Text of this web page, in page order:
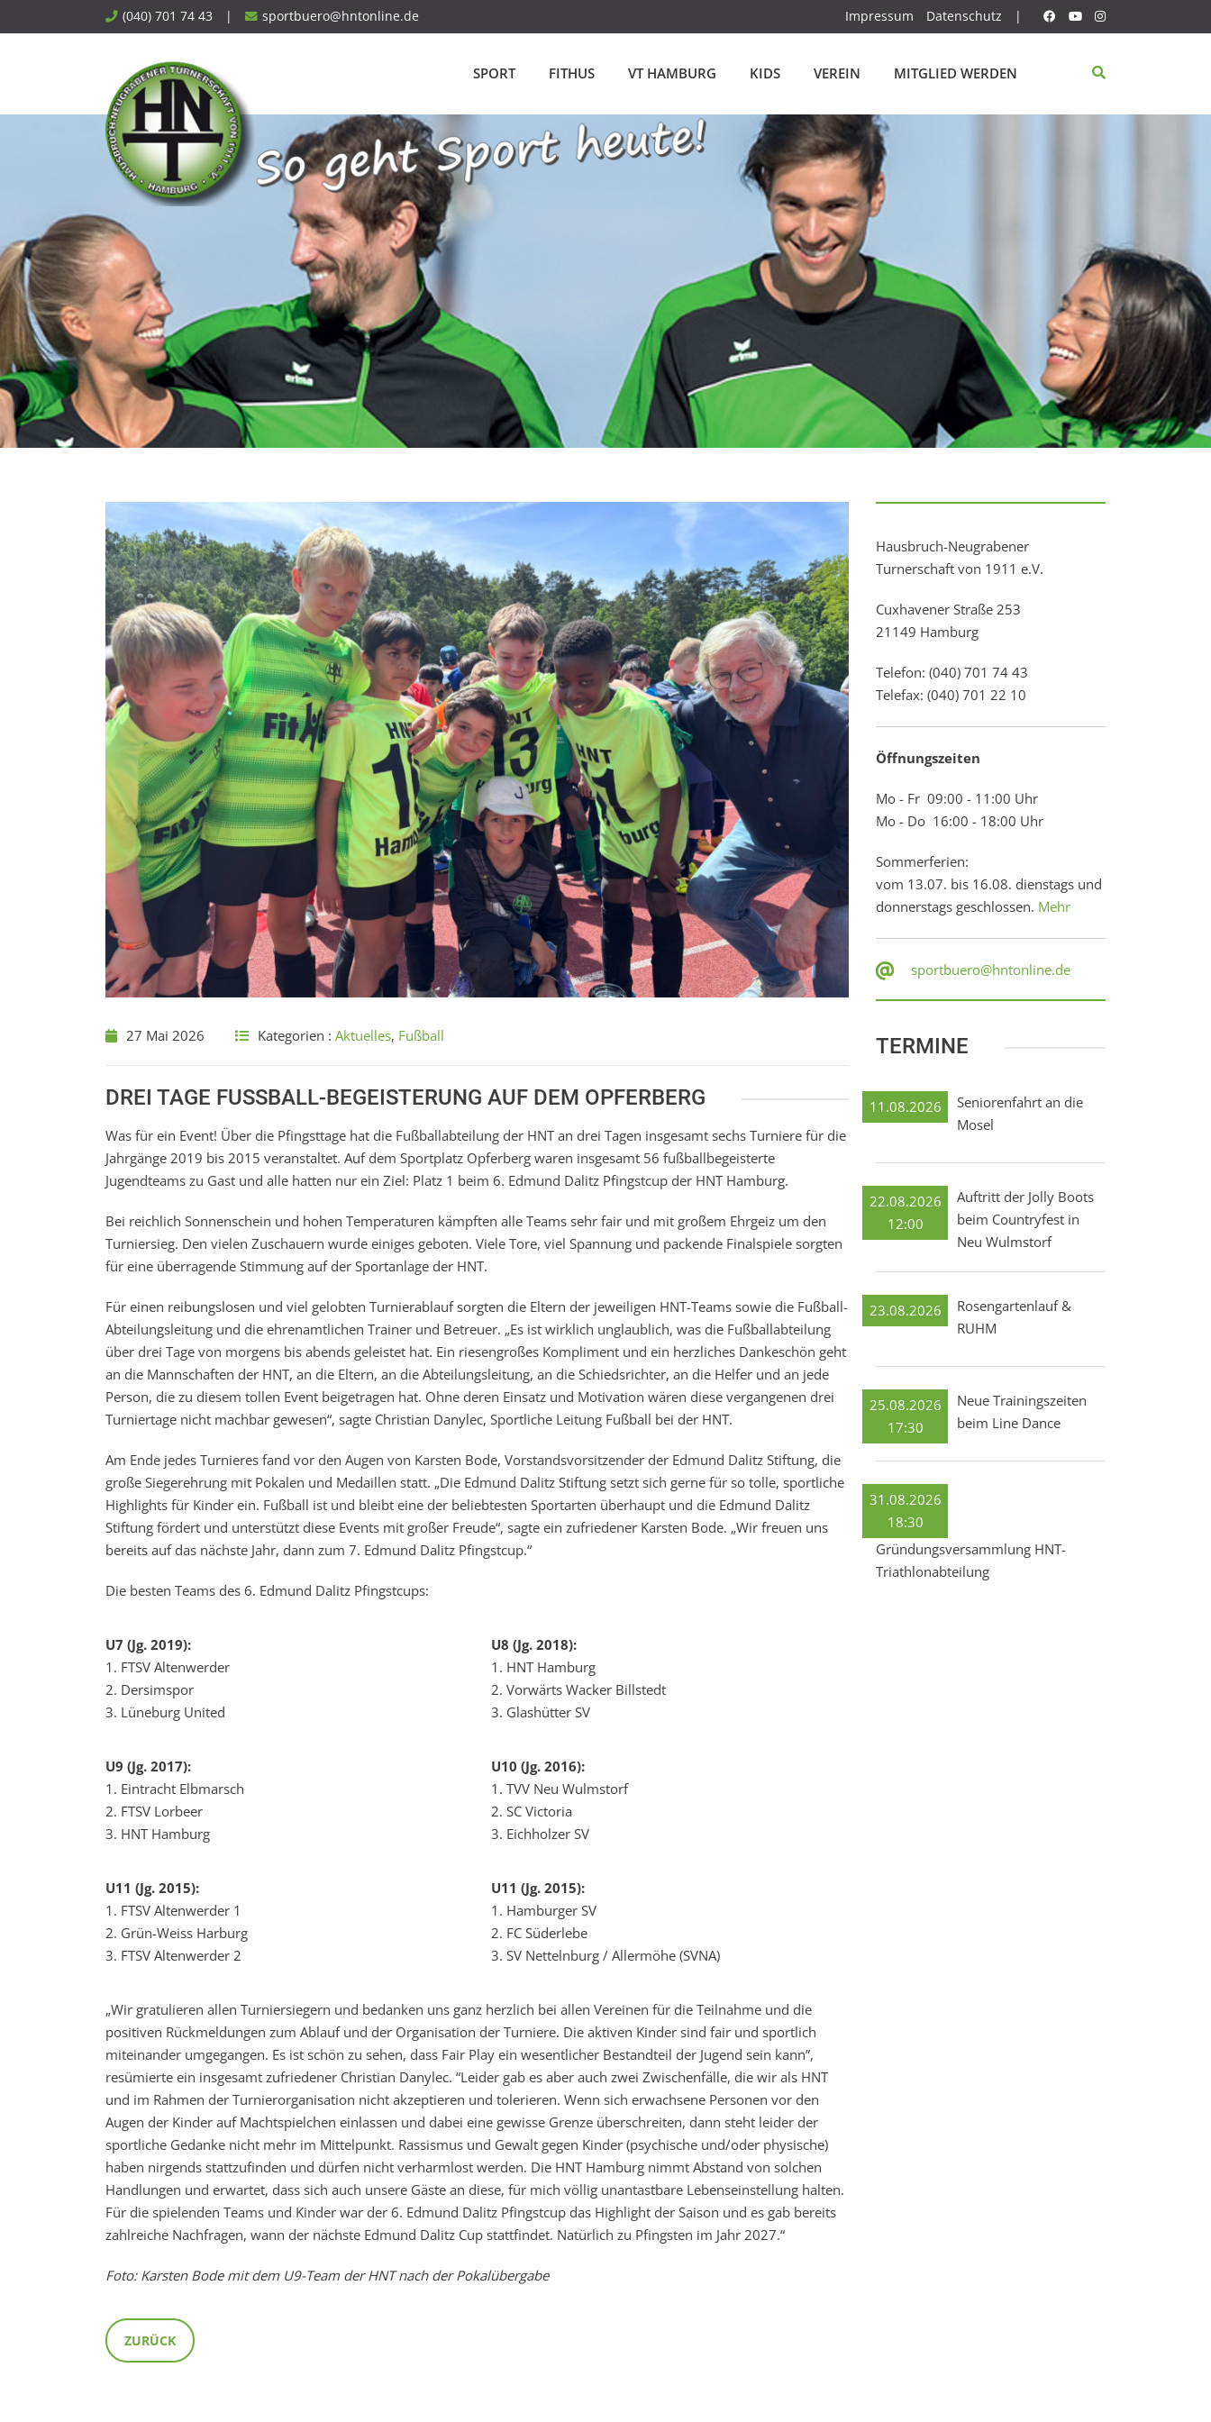
to
(040) 701 74 43 | sportbuero@hntonline.de Impressum Datenschutz |
SPORT FITHUS VT HAMBURG KIDS VEREIN MITGLIED WERDEN
27 Mai 2026 Kategorien : Aktuelles, Fußball
DREI TAGE FUSSBALL-BEGEISTERUNG AUF DEM OPFERBERG
Was für ein Event! Über die Pfingsttage hat die Fußballabteilung der HNT an drei Tagen insgesamt sechs Turniere für die
Jahrgänge 2019 bis 2015 veranstaltet. Auf dem Sportplatz Opferberg waren insgesamt 56 fußballbegeisterte
Jugendteams zu Gast und alle hatten nur ein Ziel: Platz 1 beim 6. Edmund Dalitz Pfingstcup der HNT Hamburg.
Bei reichlich Sonnenschein und hohen Temperaturen kämpften alle Teams sehr fair und mit großem Ehrgeiz um den
Turniersieg. Den vielen Zuschauern wurde einiges geboten. Viele Tore, viel Spannung und packende Finalspiele sorgten
für eine überragende Stimmung auf der Sportanlage der HNT.
Für einen reibungslosen und viel gelobten Turnierablauf sorgten die Eltern der jeweiligen HNT-Teams sowie die Fußball-
Abteilungsleitung und die ehrenamtlichen Trainer und Betreuer. „Es ist wirklich unglaublich, was die Fußballabteilung
über drei Tage von morgens bis abends geleistet hat. Ein riesengroßes Kompliment und ein herzliches Dankeschön geht
an die Mannschaften der HNT, an die Eltern, an die Abteilungsleitung, an die Schiedsrichter, an die Helfer und an jede
Person, die zu diesem tollen Event beigetragen hat. Ohne deren Einsatz und Motivation wären diese vergangenen drei
Turniertage nicht machbar gewesen“, sagte Christian Danylec, Sportliche Leitung Fußball bei der HNT.
Am Ende jedes Turnieres fand vor den Augen von Karsten Bode, Vorstandsvorsitzender der Edmund Dalitz Stiftung, die
große Siegerehrung mit Pokalen und Medaillen statt. „Die Edmund Dalitz Stiftung setzt sich gerne für so tolle, sportliche
Highlights für Kinder ein. Fußball ist und bleibt eine der beliebtesten Sportarten überhaupt und die Edmund Dalitz
Stiftung fördert und unterstützt diese Events mit großer Freude“, sagte ein zufriedener Karsten Bode. „Wir freuen uns
bereits auf das nächste Jahr, dann zum 7. Edmund Dalitz Pfingstcup.“
Die besten Teams des 6. Edmund Dalitz Pfingstcups:
U7 (Jg. 2019):
1. FTSV Altenwerder
2. Dersimspor
3. Lüneburg United
U8 (Jg. 2018):
1. HNT Hamburg
2. Vorwärts Wacker Billstedt
3. Glashütter SV
U9 (Jg. 2017):
1. Eintracht Elbmarsch
2. FTSV Lorbeer
3. HNT Hamburg
U10 (Jg. 2016):
1. TVV Neu Wulmstorf
2. SC Victoria
3. Eichholzer SV
U11 (Jg. 2015):
1. FTSV Altenwerder 1
2. Grün-Weiss Harburg
3. FTSV Altenwerder 2
U11 (Jg. 2015):
1. Hamburger SV
2. FC Süderlebe
3. SV Nettelnburg / Allermöhe (SVNA)
„Wir gratulieren allen Turniersiegern und bedanken uns ganz herzlich bei allen Vereinen für die Teilnahme und die
positiven Rückmeldungen zum Ablauf und der Organisation der Turniere. Die aktiven Kinder sind fair und sportlich
miteinander umgegangen. Es ist schön zu sehen, dass Fair Play ein wesentlicher Bestandteil der Jugend sein kann”,
resümierte ein insgesamt zufriedener Christian Danylec. “Leider gab es aber auch zwei Zwischenfälle, die wir als HNT
und im Rahmen der Turnierorganisation nicht akzeptieren und tolerieren. Wenn sich erwachsene Personen vor den
Augen der Kinder auf Machtspielchen einlassen und dabei eine gewisse Grenze überschreiten, dann steht leider der
sportliche Gedanke nicht mehr im Mittelpunkt. Rassismus und Gewalt gegen Kinder (psychische und/oder physische)
haben nirgends stattzufinden und dürfen nicht verharmlost werden. Die HNT Hamburg nimmt Abstand von solchen
Handlungen und erwartet, dass sich auch unsere Gäste an diese, für mich völlig unantastbare Lebenseinstellung halten.
Für die spielenden Teams und Kinder war der 6. Edmund Dalitz Pfingstcup das Highlight der Saison und es gab bereits
zahlreiche Nachfragen, wann der nächste Edmund Dalitz Cup stattfindet. Natürlich zu Pfingsten im Jahr 2027.“
Foto: Karsten Bode mit dem U9-Team der HNT nach der Pokalübergabe
ZURÜCK
Hausbruch-Neugrabener
Turnerschaft von 1911 e.V.
Cuxhavener Straße 253
21149 Hamburg
Telefon: (040) 701 74 43
Telefax: (040) 701 22 10
Öffnungszeiten
Mo - Fr 09:00 - 11:00 Uhr
Mo - Do 16:00 - 18:00 Uhr
Sommerferien:
vom 13.07. bis 16.08. dienstags und
donnerstags geschlossen. Mehr
sportbuero@hntonline.de
TERMINE
11.08.2026
Seniorenfahrt an die
Mosel
22.08.2026
12:00
Auftritt der Jolly Boots
beim Countryfest in
Neu Wulmstorf
23.08.2026
Rosengartenlauf &
RUHM
25.08.2026
17:30
Neue Trainingszeiten
beim Line Dance
31.08.2026
18:30
Gründungsversammlung HNT-
Triathlonabteilung